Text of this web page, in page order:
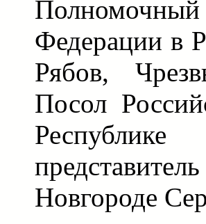
Федерации в
Рябов,
Посол
Новгороде